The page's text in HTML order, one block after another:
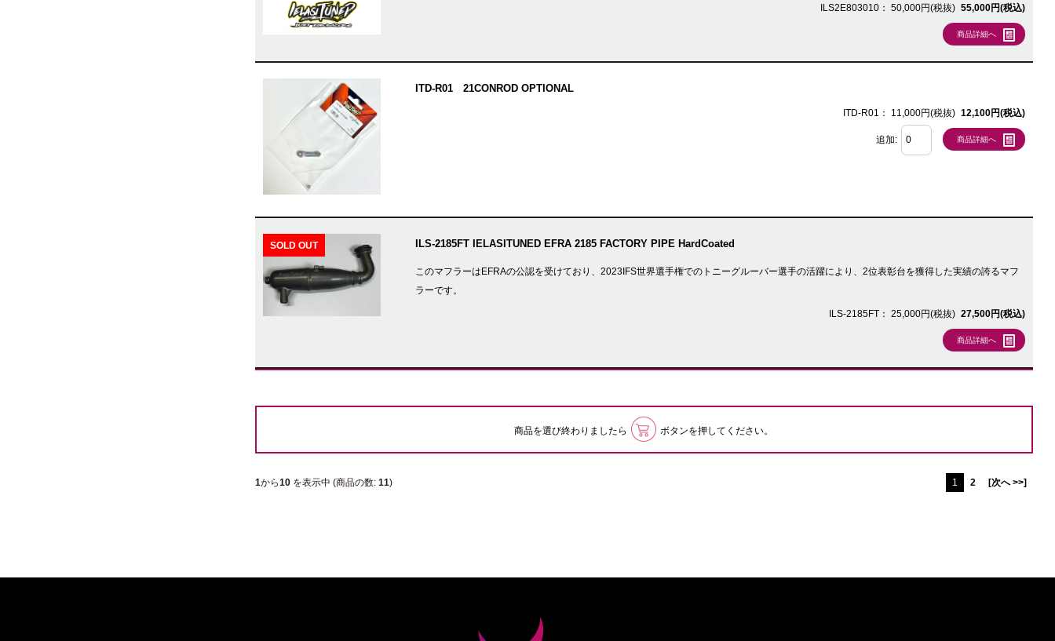
ILS2E803010： 50,000円(税抜) 55,000円(税込)
商品詳細へ
ITD-R01 21CONROD OPTIONAL
ITD-R01： 11,000円(税抜) 12,100円(税込)
追加: 商品詳細へ
ILS-2185FT IELASITUNED EFRA 2185 FACTORY PIPE HardCoated
このマフラーはEFRAの公認を受けており、2023IFS世界選手権でのトニーグルーバー選手の活躍により、2位表彰台を獲得した実績の誇るマフ
ラーです。
ILS-2185FT： 25,000円(税抜) 27,500円(税込)
商品詳細へ
SOLD OUT
商品を選び終わりましたら ボタンを押してください。
1 2 [次へ >>]
1から10を表示中 (商品の数: 11)